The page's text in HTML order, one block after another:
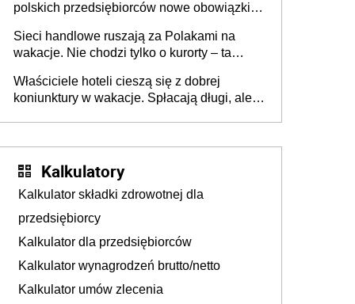
polskich przedsiębiorców nowe obowiązki w
Sieci handlowe ruszają za Polakami na
wakacje. Nie chodzi tylko o kurorty – ta
tam, gdzie wielu spędzi urlop po cichu
Właściciele hoteli cieszą się z dobrej
koniunktury w wakacje. Spłacają długi, ale
Kalkulatory
Kalkulator składki zdrowotnej dla
przedsiębiorcy
Kalkulator dla przedsiębiorców
Kalkulator wynagrodzeń brutto/netto
Kalkulator umów zlecenia